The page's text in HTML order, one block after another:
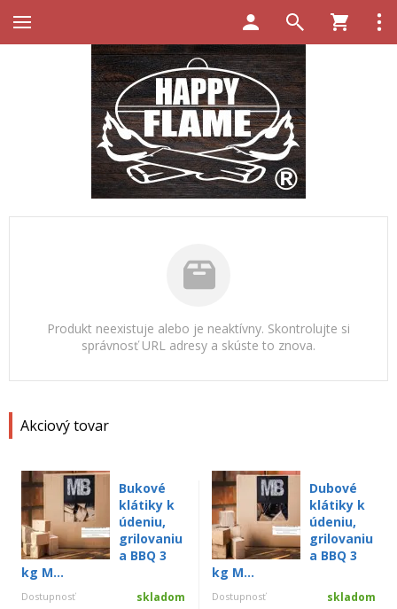
Akciový tovar
Bukové
klátiky k
údeniu,
grilovaniu
a BBQ 3
kg M...
Dostupnosť skladom
Dubové
klátiky k
údeniu,
grilovaniu
a BBQ 3
kg M...
Dostupnosť skladom
Produkt neexistuje alebo je neaktívny. Skontrolujte si
správnosť URL adresy a skúste to znova.